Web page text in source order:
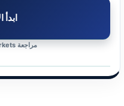
مراجعة JustMarkets كاملة